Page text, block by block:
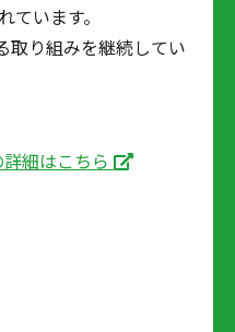
います。
取り組みを継続してい
細はこちら